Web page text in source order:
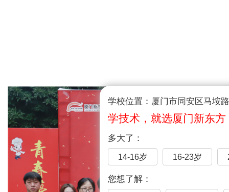
学校位置：厦门市同安区马垵
学技术，就选厦门新东方
多大了：
14-16岁 16-23岁
您想了解：